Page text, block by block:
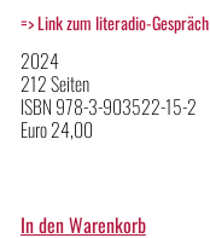
=> Link zum literadio-Gespräch
2024
212 Seiten
ISBN 978-3-903522-15-2
Euro 24,00